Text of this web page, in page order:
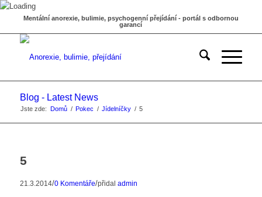
Mentální anorexie, bulimie, psychogenní přejídání - portál s odbornou
garancí
Blog - Latest News
Jste zde: Domů / Pokec / Jídelníčky / 5
5
21.3.2014/0 Komentáře/přidal admin